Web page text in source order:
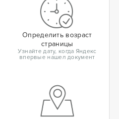
Определить возраст
страницы
Узнайте дату, когда Яндекс
впервые нашел документ